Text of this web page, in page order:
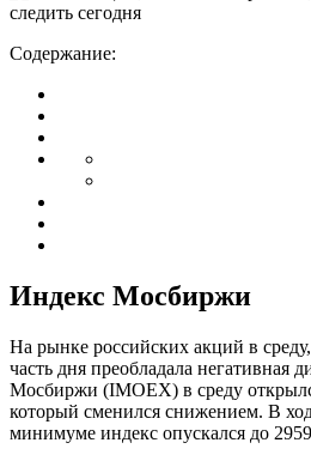
Содержание:
Индекс Мосбиржи
На рынке российских акций в
часть дня преобладала негативная
Мосбиржи (IMOEX) в среду
который сменился снижением. В
минимуме индекс опускался до